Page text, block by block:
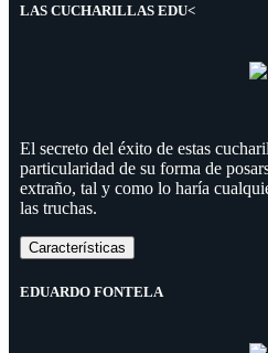
LAS CUCHARILLAS EDU<
El secreto del éxito de estas
particularidad de su forma de
extraño, tal y como lo haría
las truchas.
Características
EDUARDO FONTELA